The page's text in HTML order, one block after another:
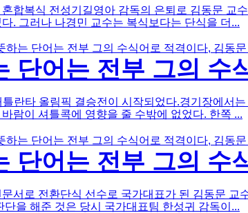
합복식 전성기길영아 감독의 은퇴로 김동문 교
. 그러나 나경민 교수는 복식보다는 단식을 더...
단어는 전부 그의 수
란타 올림픽 결승전이 시작되었다.경기장에서
람이 셔틀콕에 영향을 줄 수밖에 없었다. 한쪽 ...
단어는 전부 그의 수
서로 전환단식 선수로 국가대표가 된 김동문
을 해준 것은 당시 국가대표팀 한성귀 감독이...